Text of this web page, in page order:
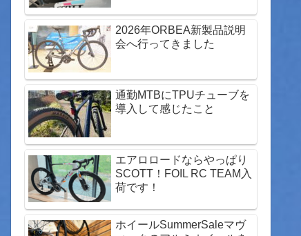
2026年ORBEA新製品説明
会へ行ってきました
通勤MTBにTPUチューブを
導入して感じたこと
エアロロードならやっぱり
SCOTT！FOIL RC TEAM入
荷です！
ホイールSummerSaleマヴ